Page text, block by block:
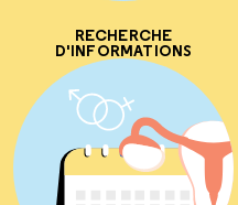
RECHERCHE
D'INFORMATIONS